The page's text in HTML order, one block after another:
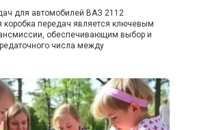
для автомобилей ВАЗ 2112
коробка передач является ключевым
обеспечивающим выбор и
числа между